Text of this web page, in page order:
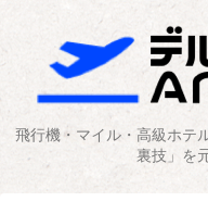
飛行機・マイル・高級ホテ
裏技」を